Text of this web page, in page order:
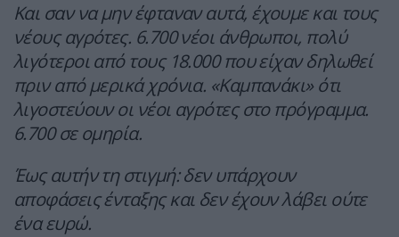
Και σαν να μην έφταναν αυτά, έχουμε και τους
νέους αγρότες. 6.700 νέοι άνθρωποι, πολύ
λιγότεροι από τους 18.000 που είχαν δηλωθεί
πριν από μερικά χρόνια. «Καμπανάκι» ότι
λιγοστεύουν οι νέοι αγρότες στο πρόγραμμα.
6.700 σε ομηρία.
Έως αυτήν τη στιγμή: δεν υπάρχουν
αποφάσεις ένταξης και δεν έχουν λάβει ούτε
ένα ευρώ.